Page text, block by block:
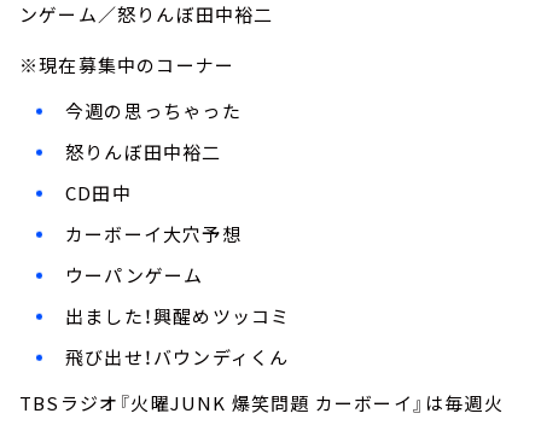
ンゲーム／怒りんぼ田中裕二
※現在募集中のコーナー
今週の思っちゃった
怒りんぼ田中裕二
CD田中
カーボーイ大穴予想
ウーパンゲーム
出ました！興醒めツッコミ
飛び出せ！バウンディくん
TBSラジオ『火曜JUNK 爆笑問題 カーボーイ』は毎週火